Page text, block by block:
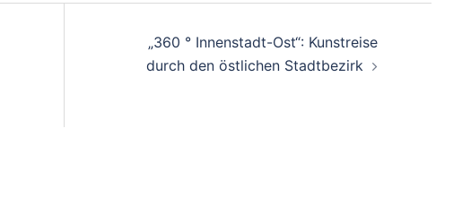
„360 ° Innenstadt-Ost“: Kunstreise
durch den östlichen Stadtbezirk